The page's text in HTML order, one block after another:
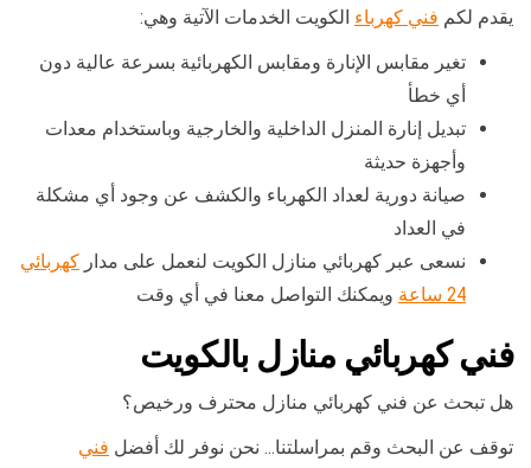
يقدم لكم فني كهرباء الكويت الخدمات الآتية وهي:
تغير مقابس الإنارة ومقابس الكهربائية بسرعة عالية دون
أي خطأ
تبديل إنارة المنزل الداخلية والخارجية وباستخدام معدات
وأجهزة حديثة
صيانة دورية لعداد الكهرباء والكشف عن وجود أي مشكلة
في العداد
نسعى عبر كهربائي منازل الكويت لنعمل على مدار كهربائي
24 ساعة
ويمكنك التواصل معنا في أي وقت
فني كهربائي منازل بالكويت
هل تبحث عن فني كهربائي منازل محترف ورخيص؟
توقف عن البحث وقم بمراسلتنا… نحن نوفر لك أفضل فني